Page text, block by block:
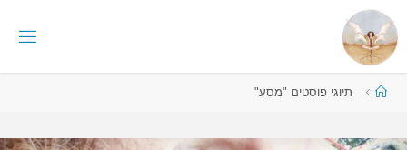
לתוכן
N
S
H
T
עמודתיוגי פוסטים "מסע"